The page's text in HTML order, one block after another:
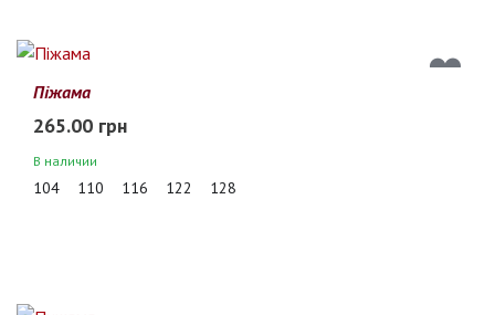
Піжама
265.00 грн
В наличии
104 110 116 122 128